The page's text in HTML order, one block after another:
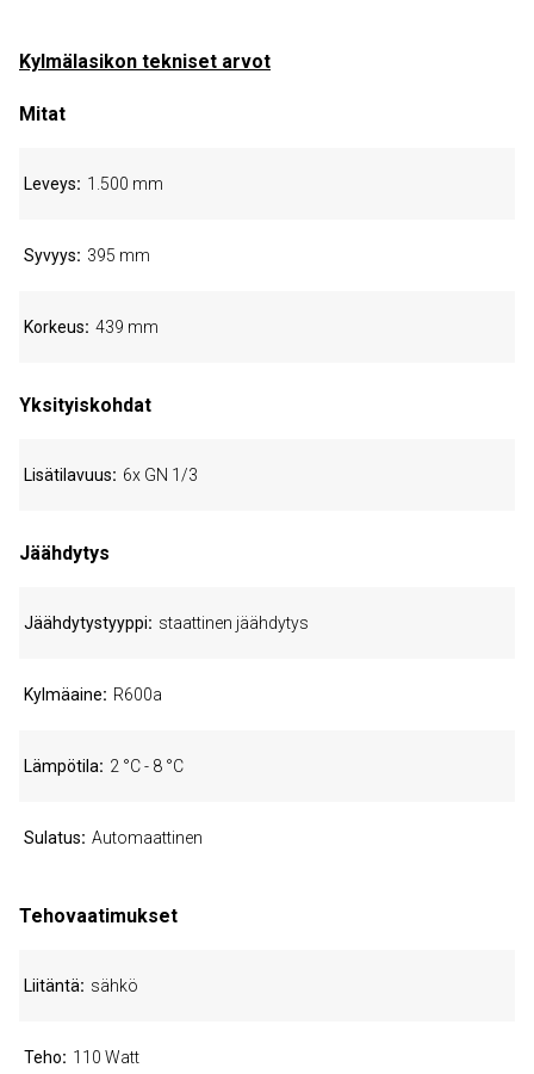
Kylmälasikon tekniset arvot
Mitat
Leveys 1.500 mm
Syvyys 395 mm
Korkeus 439 mm
Yksityiskohdat
Lisätilavuus 6x GN 1/3
Jäähdytys
Jäähdytystyyppi staattinen jäähdytys
Kylmäaine R600a
Lämpötila 2 °C - 8 °C
Sulatus Automaattinen
Tehovaatimukset
Liitäntä sähkö
Teho 110 Watt